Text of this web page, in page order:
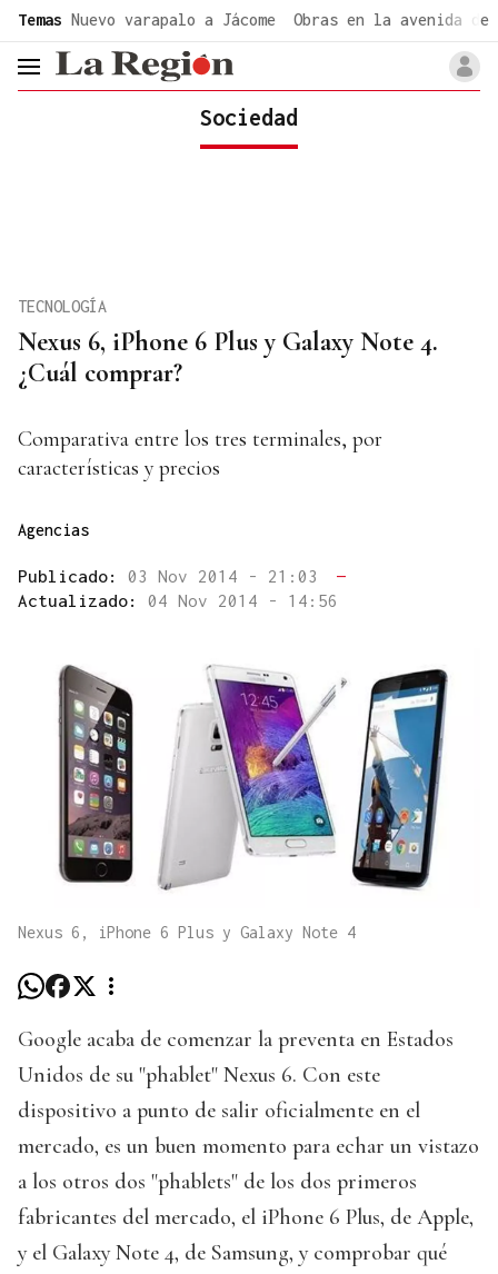
Temas Nuevo varapalo a Jácome Obras en la avenida de
header.menu.open
Sociedad
Nexus 6, iPhone 6 Plus y Galaxy Note 4.
¿Cuál comprar?
TECNOLOGÍA
Comparativa entre los tres terminales, por
características y precios
Agencias
Publicado: 03 Nov 2014 - 21:03
—
Actualizado: 04 Nov 2014 - 14:56
Nexus 6, iPhone 6 Plus y Galaxy Note 4
Google acaba de comenzar la preventa en Estados
Unidos de su "phablet" Nexus 6. Con este
dispositivo a punto de salir oficialmente en el
mercado, es un buen momento para echar un vistazo
a los otros dos "phablets" de los dos primeros
fabricantes del mercado, el iPhone 6 Plus, de Apple,
y el Galaxy Note 4, de Samsung, y comprobar qué